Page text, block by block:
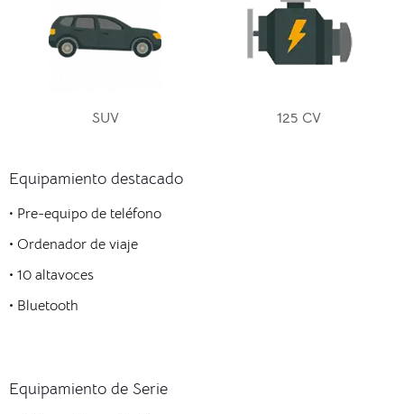
SUV 125 CV
Equipamiento destacado
• Pre-equipo de teléfono
• Ordenador de viaje
• 10 altavoces
• Bluetooth
Equipamiento de Serie